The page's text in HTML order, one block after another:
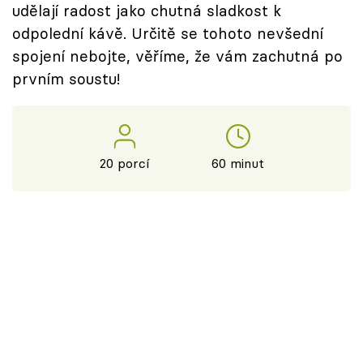
Přihlášení
Sledujte nás
udělají radost jako chutná sladkost k
odpolední kávě. Určitě se tohoto nevšední
spojení nebojte, věříme, že vám zachutná po
prvním soustu!
20 porcí 60 minut